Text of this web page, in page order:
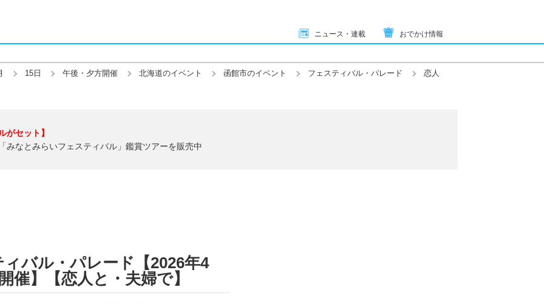
ニュース・連載 おでかけ情報
15日 午後・夕方開催 北海道のイベント 函館市のイベント フェスティバル・パレード 恋人
がセット】
みなとみらいフェスティバル」鑑賞ツアーを販売中
バル・パレード【2026年4
催】【恋人と・夫婦で】